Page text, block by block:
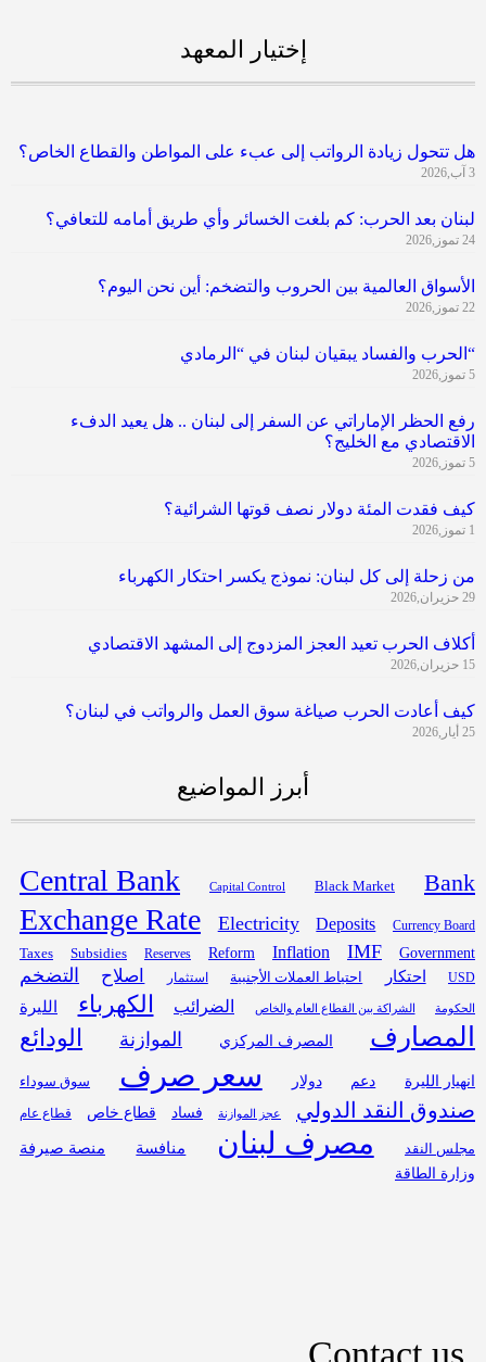
إختيار المعهد
هل تتحول زيادة الرواتب إلى عبء على المواطن والقطاع الخاص؟
3 آب,2026
لبنان بعد الحرب: كم بلغت الخسائر وأي طريق أمامه للتعافي؟
24 تموز,2026
الأسواق العالمية بين الحروب والتضخم: أين نحن اليوم؟
22 تموز,2026
“الحرب والفساد يبقيان لبنان في “الرمادي
5 تموز,2026
رفع الحظر الإماراتي عن السفر إلى لبنان .. هل يعيد الدفء
الاقتصادي مع الخليج؟
5 تموز,2026
كيف فقدت المئة دولار نصف قوتها الشرائية؟
1 تموز,2026
من زحلة إلى كل لبنان: نموذج يكسر احتكار الكهرباء
29 حزيران,2026
أكلاف الحرب تعيد العجز المزدوج إلى المشهد الاقتصادي
15 حزيران,2026
كيف أعادت الحرب صياغة سوق العمل والرواتب في لبنان؟
25 أيار,2026
أبرز المواضيع
Bank
Black Market
Capital Control
Central Bank
Currency Board
Deposits
Electricity
Exchange Rate
Government
IMF
Inflation
Reform
Reserves
Subsidies
Taxes
USD
احتكار احتياط العملات الأجنبية استثمار اصلاح التضخم
الحكومة الشراكة بين القطاع العام والخاص الضرائب الكهرباء الليرة
المصارف المصرف المركزي الموازنة الودائع
انهيار الليرة دعم دولار سعر صرف سوق سوداء
صندوق النقد الدولي عجز الموازنة فساد قطاع خاص قطاع عام
مجلس النقد مصرف لبنان منافسة منصة صيرفة
وزارة الطاقة
Contact us